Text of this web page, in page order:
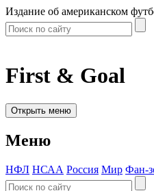
Издание об американском
First & Goal
Открыть меню
Меню
НФЛ НСАА Россия Мир Фан-